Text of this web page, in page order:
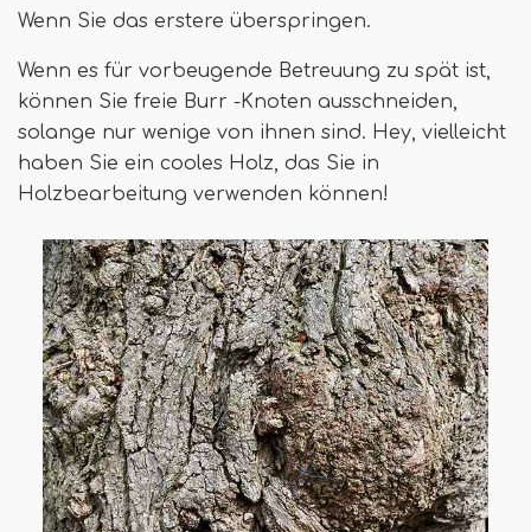
Wenn Sie das erstere überspringen.
Wenn es für vorbeugende Betreuung zu spät ist,
können Sie freie Burr -Knoten ausschneiden,
solange nur wenige von ihnen sind. Hey, vielleicht
haben Sie ein cooles Holz, das Sie in
Holzbearbeitung verwenden können!